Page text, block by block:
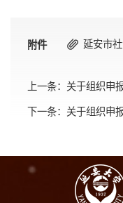
附件 延安市
上一条：
下一条：